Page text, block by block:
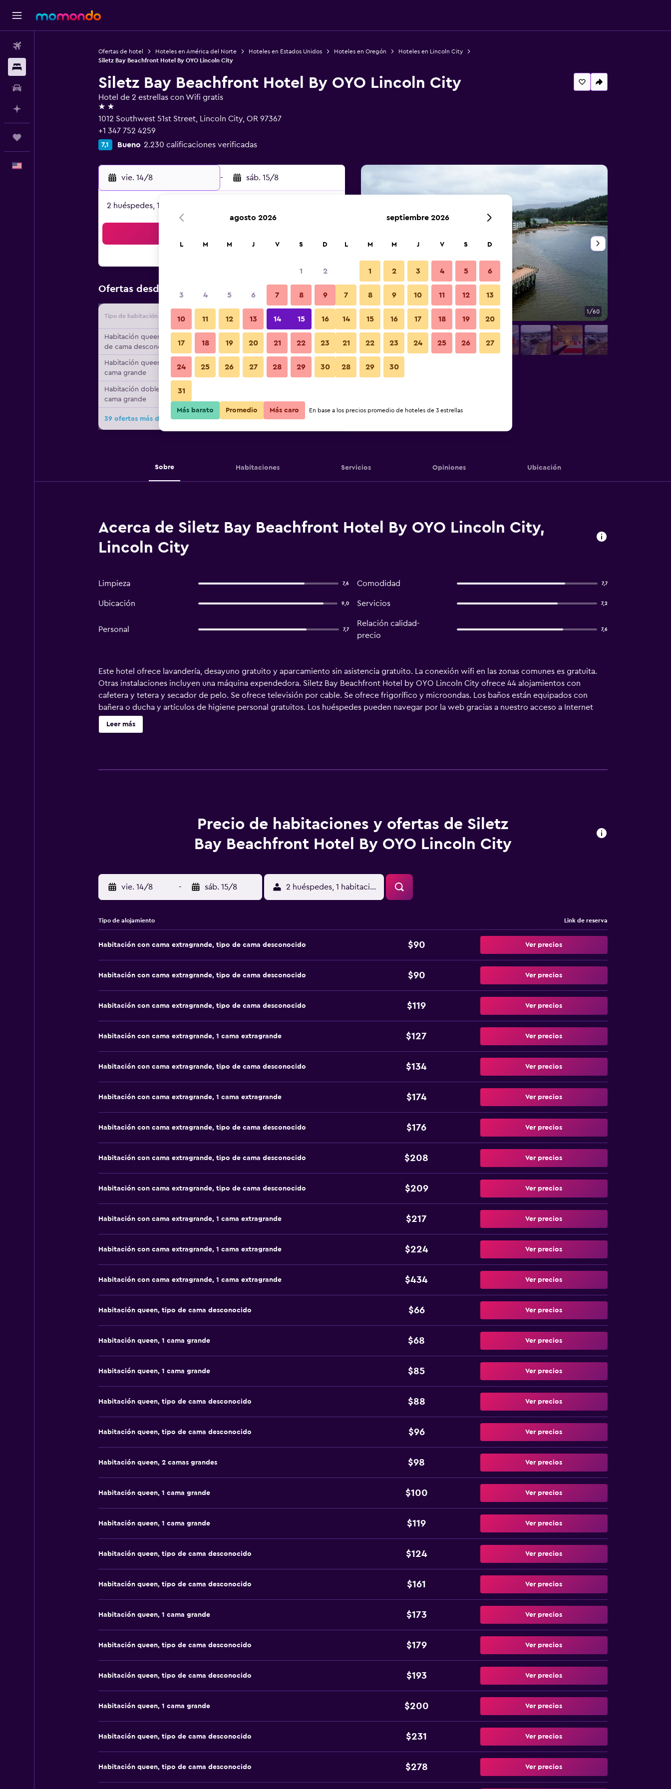
Ofertas de hotel Hoteles en América del Norte Hoteles en Estados Unidos Hoteles en Oregón
Hoteles en Lincoln City
Siletz Bay Beachfront Hotel By OYO Lincoln City
Siletz Bay Beachfront Hotel By OYO Lincoln City
Hotel de 2 estrellas con Wifi gratis
2 estrellas
1012 Southwest 51st Street, Lincoln City, OR 97367
+1 347 752 4259
7,1 Bueno 2.230 calificaciones verificadas
vie. 14/8 - sáb. 15/8
2 huéspedes, 1 habitación
Ofertas desde Oferta más barata de precio por noche
Tipo de habitación Proveedor Total noche
Habitación queen, tipo
de cama desconocido
$66 Ver oferta
Habitación queen, 1
cama grande
$68 Ver oferta
Habitación doble, 1
cama grande
39 ofertas más de Siletz Bay Beachfront Hotel By OYO Lincoln City
Edificio 1/60
Fotos
Sobre Habitaciones Servicios Opiniones Ubicación
Acerca de Siletz Bay Beachfront Hotel By OYO Lincoln City,
Lincoln City
Limpieza 7,6 Comodidad 7,7
Ubicación 9,0 Servicios 7,2
Personal 7,7
Relación calidad-
precio
7,6
Este hotel ofrece lavandería, desayuno gratuito y aparcamiento sin asistencia gratuito. La conexión wifi en las zonas comunes es gratuita.
Otras instalaciones incluyen una máquina expendedora. Siletz Bay Beachfront Hotel by OYO Lincoln City ofrece 44 alojamientos con
cafetera y tetera y secador de pelo. Se ofrece televisión por cable. Se ofrece frigorífico y microondas. Los baños están equipados con
bañera o ducha y artículos de higiene personal gratuitos. Los huéspedes pueden navegar por la web gracias a nuestro acceso a Internet
wifi gratis. Los servicios para las personas de negocios incluyen escritorio y teléfono. Se ofrece servicio de limpieza todos los días.
Leer más
Precio de habitaciones y ofertas de Siletz
Bay Beachfront Hotel By OYO Lincoln City
vie. 14/8 - sáb. 15/8 2 huéspedes, 1 habitación
Tipo de alojamiento Link de reserva
Habitación con cama extragrande, tipo de cama desconocido $90 Ver precios
Habitación con cama extragrande, tipo de cama desconocido $90 Ver precios
Habitación con cama extragrande, tipo de cama desconocido $119 Ver precios
Habitación con cama extragrande, 1 cama extragrande $127 Ver precios
Habitación con cama extragrande, tipo de cama desconocido $134 Ver precios
Habitación con cama extragrande, 1 cama extragrande $174 Ver precios
Habitación con cama extragrande, tipo de cama desconocido $176 Ver precios
Habitación con cama extragrande, tipo de cama desconocido $208 Ver precios
Habitación con cama extragrande, tipo de cama desconocido $209 Ver precios
Habitación con cama extragrande, 1 cama extragrande $217 Ver precios
Habitación con cama extragrande, 1 cama extragrande $224 Ver precios
Habitación con cama extragrande, 1 cama extragrande $434 Ver precios
Habitación queen, tipo de cama desconocido $66 Ver precios
Habitación queen, 1 cama grande $68 Ver precios
Habitación queen, 1 cama grande $85 Ver precios
Habitación queen, tipo de cama desconocido $88 Ver precios
Habitación queen, tipo de cama desconocido $96 Ver precios
Habitación queen, 2 camas grandes $98 Ver precios
Habitación queen, 1 cama grande $100 Ver precios
Habitación queen, 1 cama grande $119 Ver precios
Habitación queen, tipo de cama desconocido $124 Ver precios
Habitación queen, tipo de cama desconocido $161 Ver precios
Habitación queen, 1 cama grande $173 Ver precios
Habitación queen, tipo de cama desconocido $179 Ver precios
Habitación queen, tipo de cama desconocido $193 Ver precios
Habitación queen, 1 cama grande $200 Ver precios
Habitación queen, tipo de cama desconocido $231 Ver precios
Habitación queen, tipo de cama desconocido $278 Ver precios
agosto 2026
L M M J V S D
1 2
3 4 5 6 7 8 9
10 11 12 13 14 15 16
17 18 19 20 21 22 23
24 25 26 27 28 29 30
31
septiembre 2026
L M M J V S D
1 2 3 4 5 6
7 8 9 10 11 12 13
14 15 16 17 18 19 20
21 22 23 24 25 26 27
28 29 30
Más barato Promedio Más caro En base a los precios promedio de hoteles de 3 estrellas